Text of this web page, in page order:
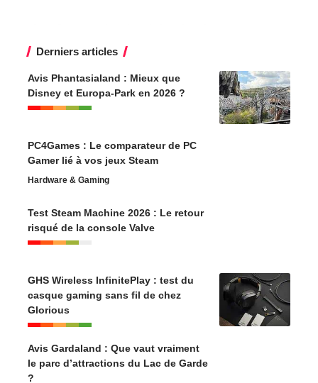
Derniers articles
Avis Phantasialand : Mieux que
Disney et Europa-Park en 2026 ?
PC4Games : Le comparateur de PC
Gamer lié à vos jeux Steam
Hardware & Gaming
Test Steam Machine 2026 : Le retour
risqué de la console Valve
GHS Wireless InfinitePlay : test du
casque gaming sans fil de chez
Glorious
Avis Gardaland : Que vaut vraiment
le parc d’attractions du Lac de Garde
?